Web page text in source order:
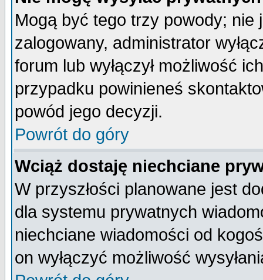
Mogą być tego trzy powody;
zalogowany, administrator
forum lub wyłączył możliwość
przypadku powinieneś
powód jego decyzji.
Powrót do góry
Wciąż dostaję niechciane
W przyszłości planowane jest
dla systemu prywatnych
niechciane wiadomości od
on wyłączyć możliwość